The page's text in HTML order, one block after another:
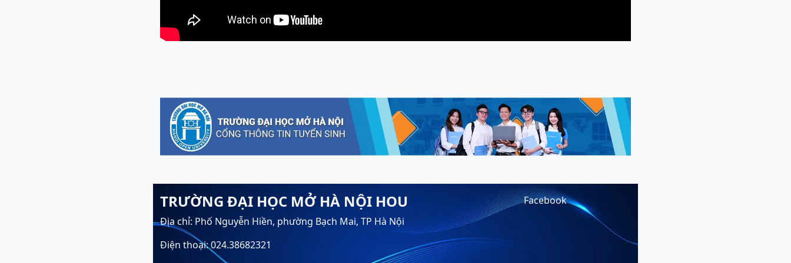
TRƯỜNG ĐẠI HỌC MỞ HÀ NỘI HOU
Địa chỉ: Phố Nguyễn Hiền, phường Bạch Mai, TP Hà Nội
Điện thoại: 024.38682321
Facebook